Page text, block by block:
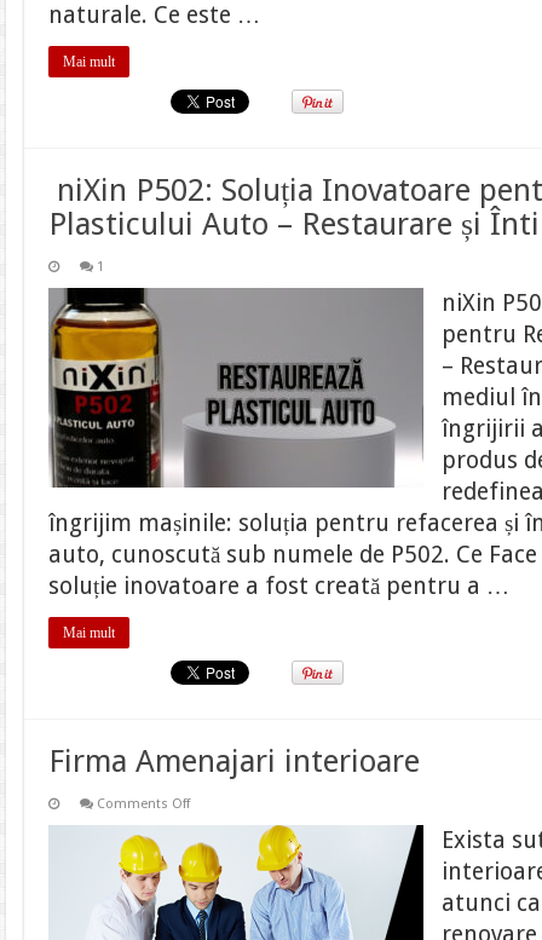
naturale. Ce este …
Mai mult
niXin P502: Soluția Inovatoare
Plasticului Auto – Restaurare și
1
niXin
pentru
–
mediul
îngrijirii
produs
îngrijim mașinile: soluția pentru refacerea și
auto, cunoscută sub numele de P502. Ce
soluție inovatoare a fost creată pentru a …
Mai mult
Firma Amenajari interioare
Comments Offon
interioare
Exista
atunci